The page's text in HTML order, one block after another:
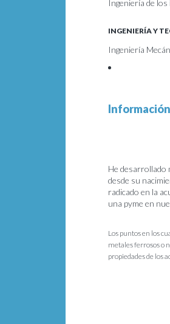
Ingeniería de
INGENIERÍA Y
Ingeniería
He desarrollado
desde su
radicado en la
una pyme en
Los puntos en los
metales ferrosos o
propiedades de los